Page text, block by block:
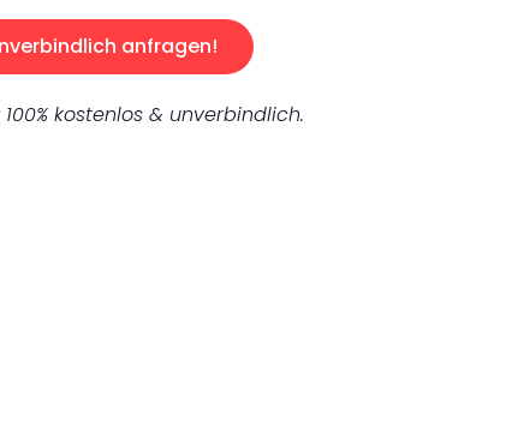
anfragen!
kostenlos & unverbindlich.